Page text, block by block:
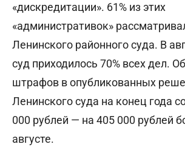
«дискредитации». 61% из этих
«административок»
Ленинского районного суда. В
суд приходилось 70% всех дел.
штрафов в опубликованных
Ленинского суда на конец года
000 рублей — на 405 000 рублей
августе.